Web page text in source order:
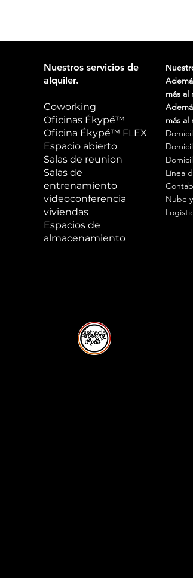
Nuestros servicios de
alquiler.
Coworking
Oficinas Ékypé™
Oficina Ékypé™ FLEX
Espacio abierto
Salas de reunion
Salas de
entrenamiento
videoconferencia
viviendas
Espacios de
almacenamiento
más al
más al
Línea
Nube
ROLLS™ marca registrada18 4 503 432 TTodos los